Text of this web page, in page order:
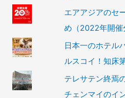
エアアジアのセ
め（2022年開催
日本一のホテル
ルスコイ！知床
テレサテン終焉
チェンマイのイ